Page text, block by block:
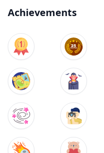
Achievements